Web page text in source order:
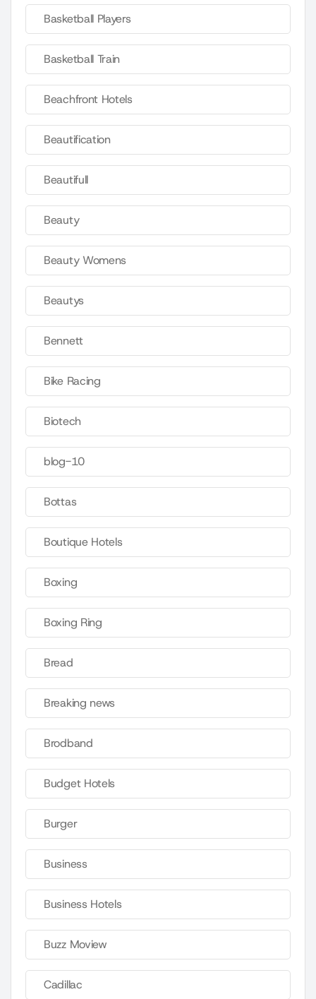
Basketball Players
Basketball Train
Beachfront Hotels
Beautification
Beautifull
Beauty
Beauty Womens
Beautys
Bennett
Bike Racing
Biotech
blog-10
Bottas
Boutique Hotels
Boxing
Boxing Ring
Bread
Breaking news
Brodband
Budget Hotels
Burger
Business
Business Hotels
Buzz Moview
Cadillac